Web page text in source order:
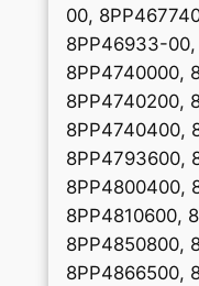
00,
8PP46933-
8PP4740000,
8PP4740200,
8PP4740400,
8PP4793600,
8PP4800400,
8PP4810600,
8PP4850800,
8PP4866500,